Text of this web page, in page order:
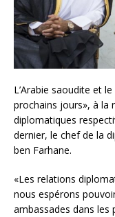
L’Arabie saoudite et
prochains jours», à la
diplomatiques
dernier, le chef de la
ben Farhane.
«Les relations
nous espérons
ambassades dans les